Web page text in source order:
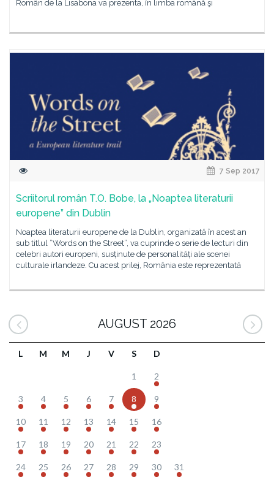
Român de la Lisabona va prezenta, în limba română şi
7 Sep 2017
Scriitorul român T.O. Bobe, la „Noaptea literaturii
europene” din Dublin
Noaptea literaturii europene de la Dublin, organizată în acest an
sub titlul ”Words on the Street”, va cuprinde o serie de lecturi din
celebri autori europeni, susținute de personalități ale scenei
culturale irlandeze. Cu acest prilej, România este reprezentată
AUGUST 2026
L M M J V S D
1 2
3 4 5 6 7 8 9
10 11 12 13 14 15 16
17 18 19 20 21 22 23
24 25 26 27 28 29 30 31